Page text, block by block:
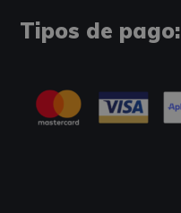
Tipos de pago: